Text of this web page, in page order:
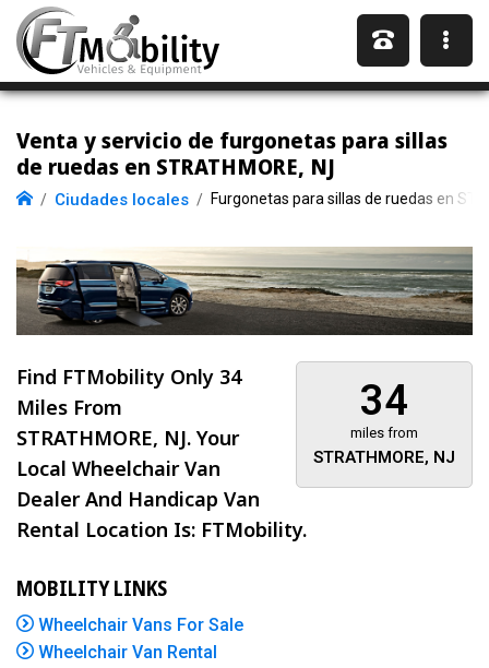
Venta y servicio de furgonetas para sillas
de ruedas en STRATHMORE, NJ
Ciudades locales Furgonetas para sillas de ruedas en
34
miles from
STRATHMORE, NJ
Find FTMobility Only 34
Miles From
STRATHMORE, NJ. Your
Local Wheelchair Van
Dealer And Handicap Van
Rental Location Is: FTMobility.
MOBILITY LINKS
Wheelchair Vans For Sale
Wheelchair Van Rental